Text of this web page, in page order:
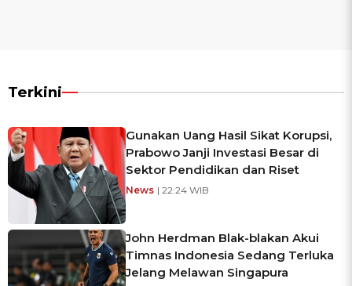
Terkini
Gunakan Uang Hasil Sikat Korupsi,
Prabowo Janji Investasi Besar di
Sektor Pendidikan dan Riset
News | 22:24 WIB
John Herdman Blak-blakan Akui
Timnas Indonesia Sedang Terluka
Jelang Melawan Singapura